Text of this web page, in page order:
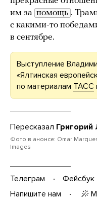
им за помощь .
с какими-то
в сентябре.
Выступление
«Ялтинская
по материалам ТАСС
Пересказал Григорий
Фото в анонсе: Omar
Images
Телеграм Фейсбук
Напишите нам